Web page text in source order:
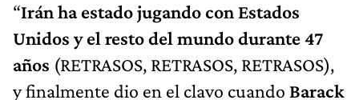
“Irán ha estado jugando con Estados
Unidos y el resto del mundo durante 47
años (RETRASOS, RETRASOS, RETRASOS),
y finalmente dio en el clavo cuando Barack